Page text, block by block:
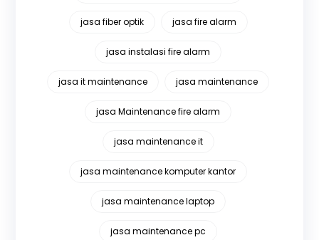
jasa fiber optik jasa fire alarm
jasa instalasi fire alarm
jasa it maintenance jasa maintenance
jasa Maintenance fire alarm
jasa maintenance it
jasa maintenance komputer kantor
jasa maintenance laptop
jasa maintenance pc